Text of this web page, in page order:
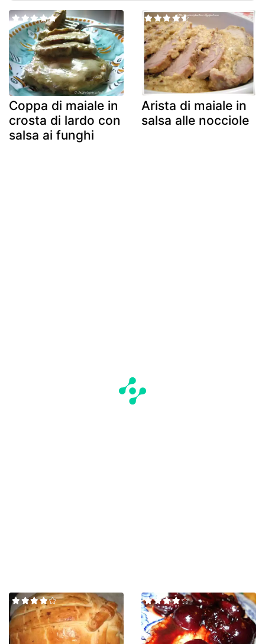
Coppa di maiale in
crosta di lardo con
salsa ai funghi
Arista di maiale in
salsa alle nocciole